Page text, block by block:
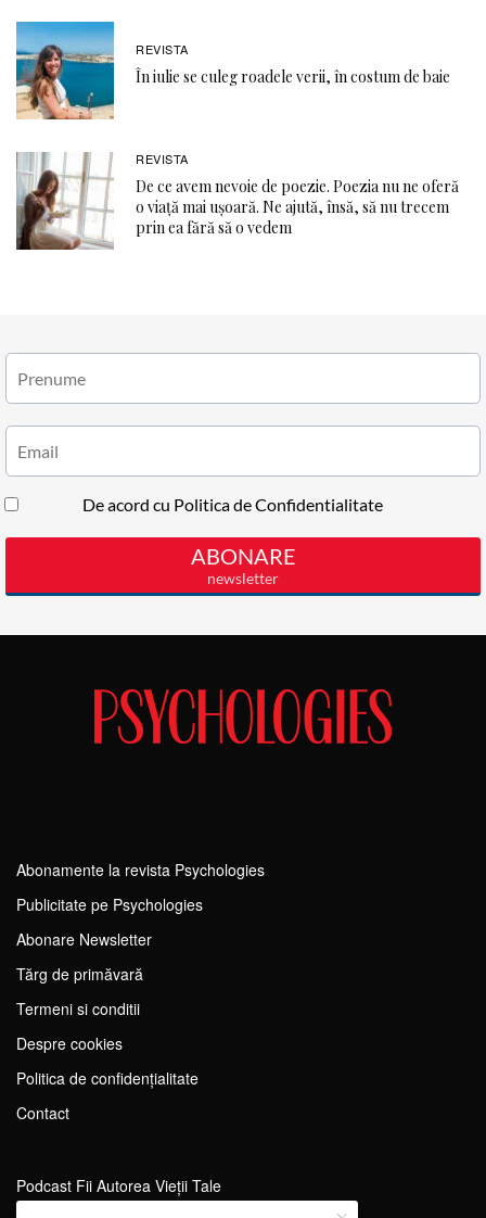
REVISTA
În iulie se culeg roadele verii, în costum de baie
REVISTA
De ce avem nevoie de poezie. Poezia nu ne oferă
o viaţă mai ușoară. Ne ajută, însă, să nu trecem
prin ea fără să o vedem
Abonamente la revista Psychologies
Publicitate pe Psychologies
Abonare Newsletter
Tărg de primăvară
Termeni si conditii
Despre cookies
Politica de confidențialitate
Contact
Podcast Fii Autorea Vieții Tale